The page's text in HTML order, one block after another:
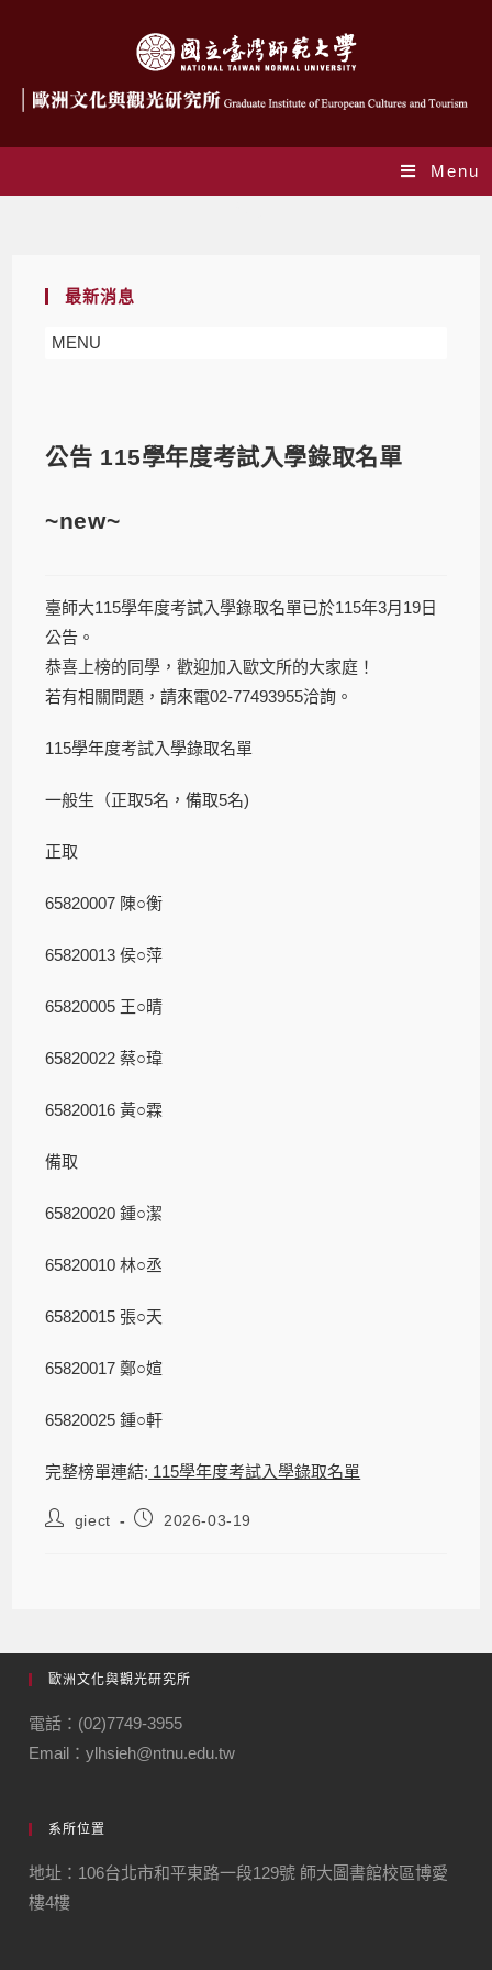
Menu
最新消息
MENU
公告 115學年度考試入學錄取名單
~new~
臺師大115學年度考試入學錄取名單已於115年3月19日
公告。
恭喜上榜的同學，歡迎加入歐文所的大家庭！
若有相關問題，請來電02-77493955洽詢。
115學年度考試入學錄取名單
一般生（正取5名，備取5名)
正取
65820007 陳○衡
65820013 侯○萍
65820005 王○晴
65820022 蔡○瑋
65820016 黃○霖
備取
65820020 鍾○潔
65820010 林○丞
65820015 張○天
65820017 鄭○媗
65820025 鍾○軒
完整榜單連結: 115學年度考試入學錄取名單
giect 2026-03-19
歐洲文化與觀光研究所
電話：(02)7749-3955
Email：ylhsieh@ntnu.edu.tw
系所位置
地址：106台北市和平東路一段129號 師大圖書館校區博愛
樓4樓